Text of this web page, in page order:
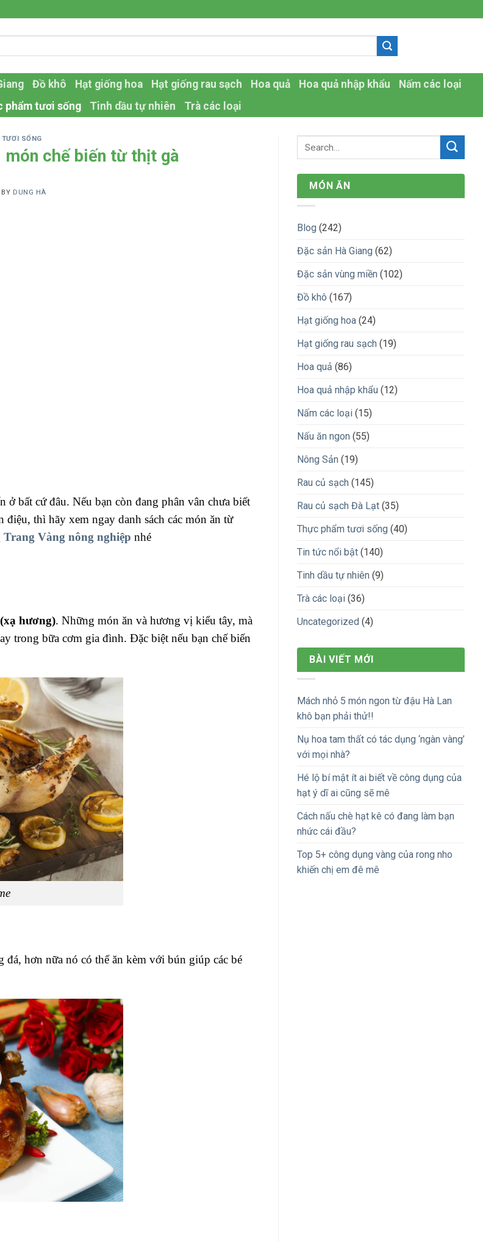
Đồ khô Hạt giống hoa Hạt giống rau sạch Hoa quả Hoa quả nhập khẩu
Nấm các loại
phẩm tươi sống Tinh dầu tự nhiên Trà các loại
SỐNG
chế biến từ thịt gà
BY DUNG HÀ
ở bất cứ đâu. Nếu bạn còn đang phân vân chưa biết
thì hãy xem ngay danh sách các món ăn từ
Trang Vàng nông nghiệp nhé
hương). Những món ăn và hương vị kiểu tây, mà
trong bữa cơm gia đình. Đặc biệt nếu bạn chế biến
hơn nữa nó có thể ăn kèm với bún giúp các bé
MÓN ĂN
Blog (242)
Đặc sản Hà Giang (62)
Đặc sản vùng miền (102)
Đồ khô (167)
Hạt giống hoa (24)
Hạt giống rau sạch (19)
Hoa quả (86)
Hoa quả nhập khẩu (12)
Nấm các loại (15)
Nấu ăn ngon (55)
Nông Sản (19)
Rau củ sạch (145)
Rau củ sạch Đà Lạt (35)
Thực phẩm tươi sống (40)
Tin tức nổi bật (140)
Tinh dầu tự nhiên (9)
Trà các loại (36)
Uncategorized (4)
BÀI VIẾT MỚI
Mách nhỏ 5 món ngon từ đậu Hà Lan
khô bạn phải thử!!
Nụ hoa tam thất có tác dụng ‘ngàn vàng’
với mọi nhà?
Hé lộ bí mật ít ai biết về công dụng của
hạt ý dĩ ai cũng sẽ mê
Cách nấu chè hạt kê có đang làm bạn
nhức cái đầu?
Top 5+ công dụng vàng của rong nho
khiến chị em đê mê